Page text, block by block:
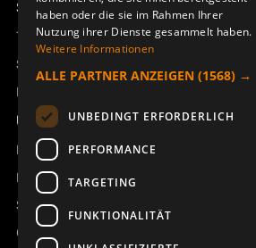
Support
Technischer Support
Service buchen
Handbücher und Videoanleitungen
Über Åkerströms
Kontakt
Neuigkeiten
Sicherheit und Richtlinien
Geschäftsbedingungen
haben oder die sie im Rahmen Ihrer
Nutzung ihrer Dienste gesammelt haben.
Weitere Informationen
ALLE PARTNER ANZEIGEN (1568) →
UNBEDINGT ERFORDERLICH
PERFORMANCE
TARGETING
FUNKTIONALITÄT